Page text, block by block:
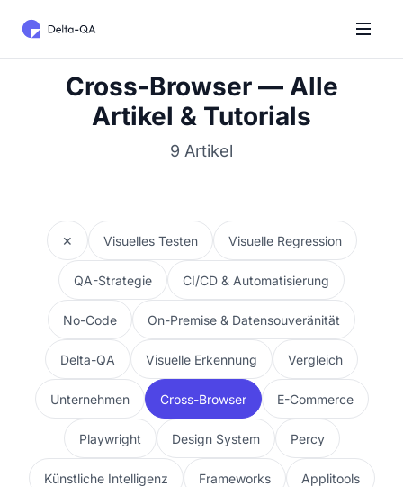
Cross-Browser — Alle
Artikel & Tutorials
9 Artikel
✕ Visuelles Testen Visuelle Regression
QA-Strategie CI/CD & Automatisierung
No-Code On-Premise & Datensouveränität
Delta-QA Visuelle Erkennung Vergleich
Unternehmen Cross-Browser E-Commerce
Playwright Design System Percy
Künstliche Intelligenz Frameworks Applitools